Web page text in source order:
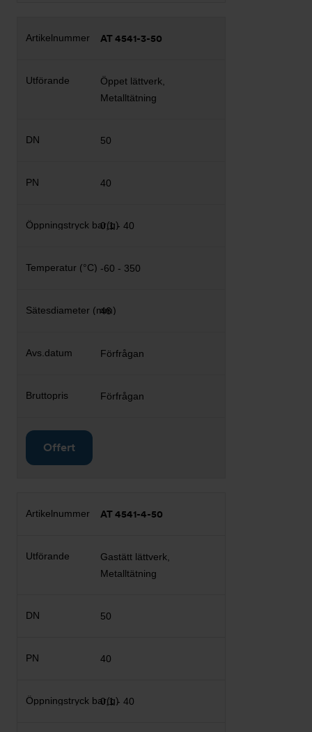
AT 4541-3-50
Öppet lättverk,
Metalltätning
50
40
0,1 - 40
-60 - 350
46
Förfrågan
Förfrågan
Offert
AT 4541-4-50
Gastätt lättverk,
Metalltätning
50
40
0,1 - 40